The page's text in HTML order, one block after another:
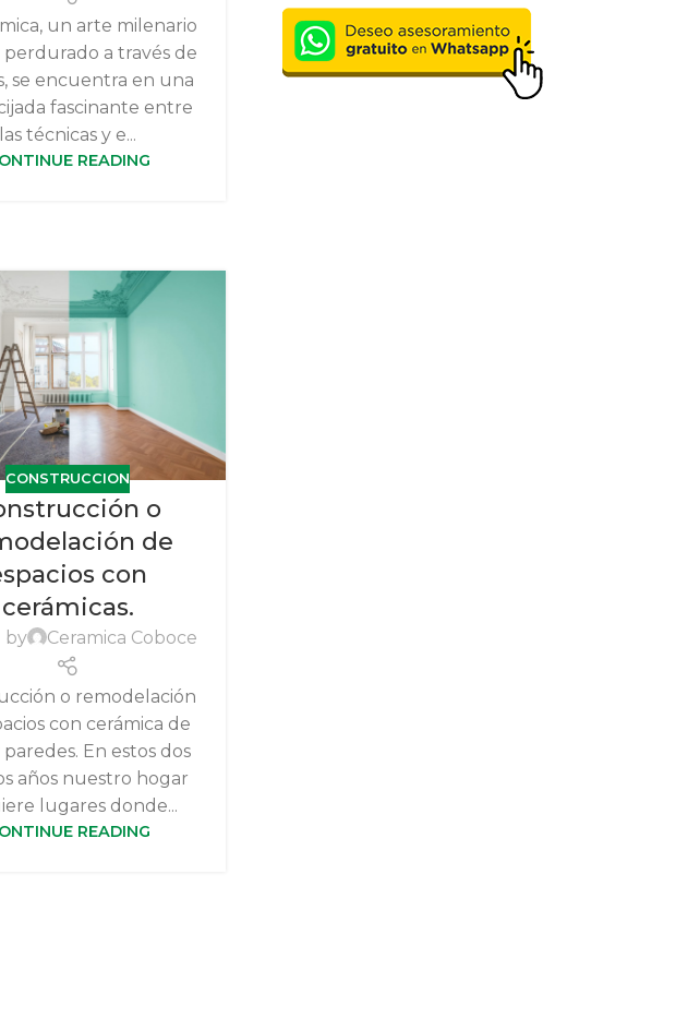
un arte milenario
a través de
se encuentra en una
fascinante entre
las técnicas y e...
READING
CONSTRUCCION
o
de
con
cerámicas.
by Ceramica Coboce
o remodelación
con cerámica de
paredes. En estos dos
años nuestro hogar
lugares donde...
READING